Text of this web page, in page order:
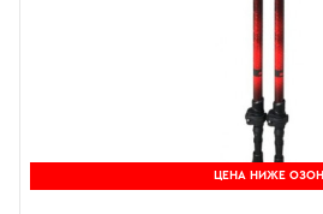
ЦЕНА НИЖЕ ОЗОН